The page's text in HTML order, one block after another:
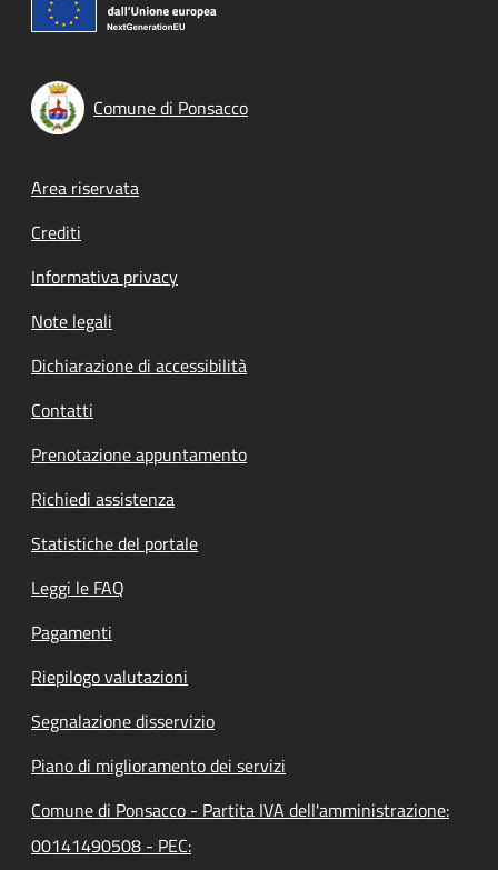
Comune di Ponsacco
Footer menu
Area riservata
Crediti
Informativa privacy
Note legali
Dichiarazione di accessibilità
Contatti
Prenotazione appuntamento
Richiedi assistenza
Statistiche del portale
Leggi le FAQ
Pagamenti
Riepilogo valutazioni
Segnalazione disservizio
Piano di miglioramento dei servizi
Comune di Ponsacco - Partita IVA dell'amministrazione:
00141490508 - PEC: